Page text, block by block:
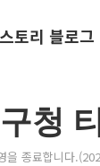
토리 블로그
청
을 종료합니다